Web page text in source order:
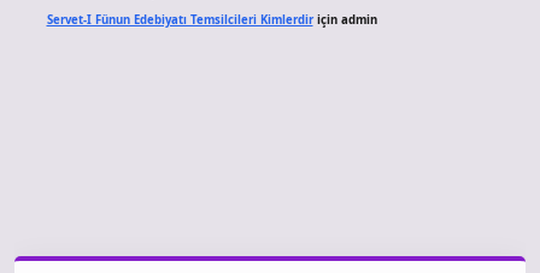
Servet-I Fünun Edebiyatı Temsilcileri Kimlerdiriçin admin